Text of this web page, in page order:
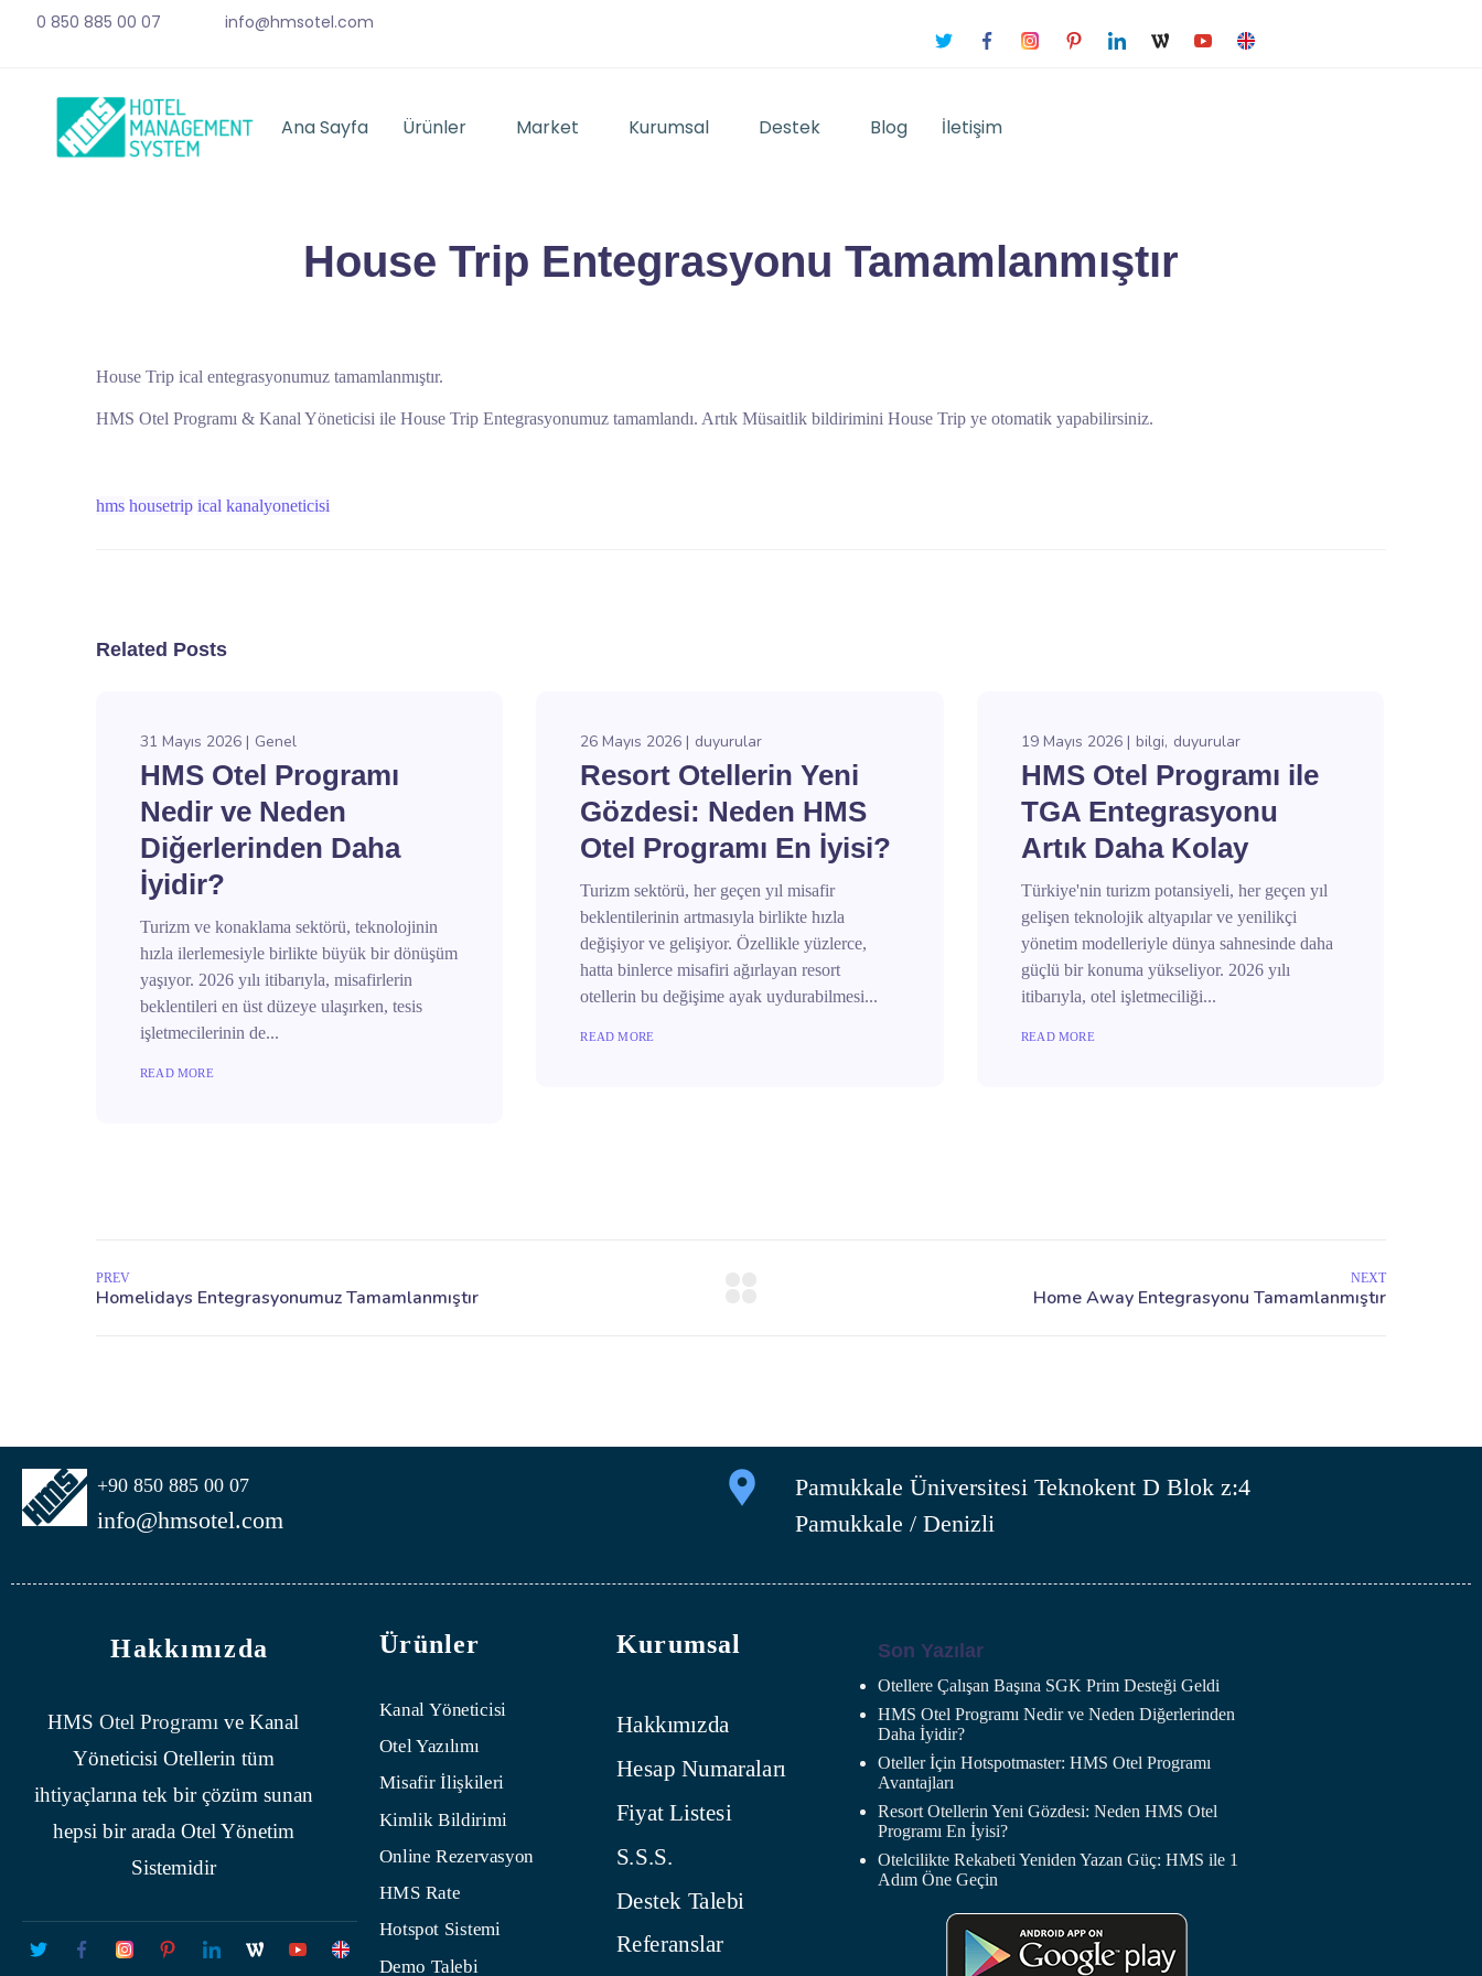
0 850 885 00 07 info@hmsotel.com
Ana Sayfa Ürünler Market Kurumsal Destek Blog İletişim
House Trip Entegrasyonu Tamamlanmıştır
House Trip ical entegrasyonumuz tamamlanmıştır.
HMS Otel Programı & Kanal Yöneticisi ile House Trip Entegrasyonumuz tamamlandı. Artık Müsaitlik bildirimini House Trip ye otomatik yapabilirsiniz.
hms housetrip ical kanalyoneticisi
Related Posts
31 Mayıs 2026 Genel
HMS Otel Programı
Nedir ve Neden
Diğerlerinden Daha
İyidir?
Turizm ve konaklama sektörü, teknolojinin
hızla ilerlemesiyle birlikte büyük bir dönüşüm
yaşıyor. 2026 yılı itibarıyla, misafirlerin
beklentileri en üst düzeye ulaşırken, tesis
işletmecilerinin de...
READ MORE
26 Mayıs 2026 duyurular
Resort Otellerin Yeni
Gözdesi: Neden HMS
Otel Programı En İyisi?
Turizm sektörü, her geçen yıl misafir
beklentilerinin artmasıyla birlikte hızla
değişiyor ve gelişiyor. Özellikle yüzlerce,
hatta binlerce misafiri ağırlayan resort
otellerin bu değişime ayak uydurabilmesi...
READ MORE
19 Mayıs 2026 bilgi duyurular
HMS Otel Programı ile
TGA Entegrasyonu
Artık Daha Kolay
Türkiye'nin turizm potansiyeli, her geçen yıl
gelişen teknolojik altyapılar ve yenilikçi
yönetim modelleriyle dünya sahnesinde daha
güçlü bir konuma yükseliyor. 2026 yılı
itibarıyla, otel işletmeciliği...
READ MORE
PREV NEXT
+90 850 885 00 07
info@hmsotel.com
Pamukkale Üniversitesi Teknokent D Blok z:4
Pamukkale / Denizli
Hakkımızda
HMSOtel Programı ve Kanal
Yöneticisi Otellerin tüm
ihtiyaçlarına tek bir çözüm sunan
hepsi bir arada Otel Yönetim
Sistemidir
Ürünler
Kanal Yöneticisi
Otel Yazılımı
Misafir İlişkileri
Kimlik Bildirimi
Online Rezervasyon
HMS Rate
Hotspot Sistemi
Demo Talebi
Kurumsal
Hakkımızda
Hesap Numaraları
Fiyat Listesi
S.S.S.
Destek Talebi
Referanslar
Son Yazılar
Otellere Çalışan Başına SGK Prim Desteği Geldi
HMS Otel Programı Nedir ve Neden Diğerlerinden
Daha İyidir?
Oteller İçin Hotspotmaster: HMS Otel Programı
Avantajları
Resort Otellerin Yeni Gözdesi: Neden HMS Otel
Programı En İyisi?
Otelcilikte Rekabeti Yeniden Yazan Güç: HMS ile 1
Adım Öne Geçin